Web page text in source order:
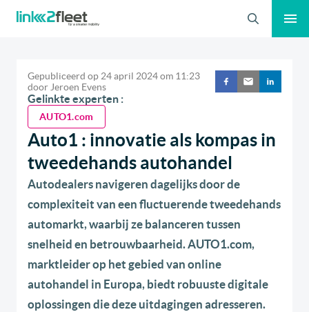
Zoeken
Gepubliceerd op24 april 2024om 11:23
doorJeroen Evens
Gelinkte experten :
AUTO1.com
Auto1 : innovatie als kompas in
tweedehands autohandel
Autodealers navigeren dagelijks door de
complexiteit van een fluctuerende tweedehands
automarkt, waarbij ze balanceren tussen
snelheid en betrouwbaarheid. AUTO1.com,
marktleider op het gebied van online
autohandel in Europa, biedt robuuste digitale
oplossingen die deze uitdagingen adresseren.